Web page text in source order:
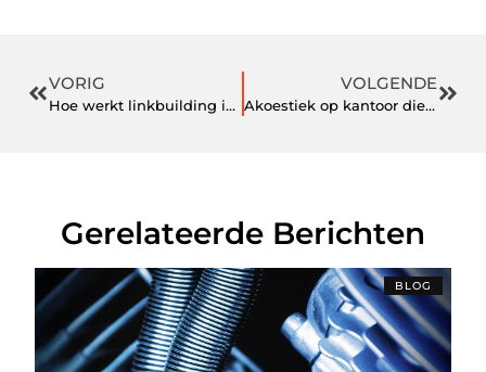
VORIG
Hoe werkt linkbuilding in Nijmegen?
VOLGENDE
Akoestiek op kantoor die je brein minder moe maakt
Gerelateerde Berichten
BLOG